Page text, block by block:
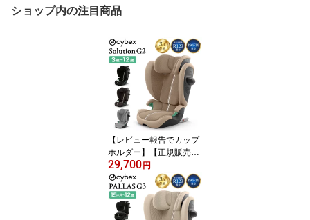
ショップ内の注目商品
【レビュー報告でカップ
ホルダー】【正規販売
店】CYBEX サイベック
ス ソリューション G2 ジ
ュニアシート チャイルド
シート 3年保証 Solution
G2 3歳~12歳まで カーシ
29,700 円